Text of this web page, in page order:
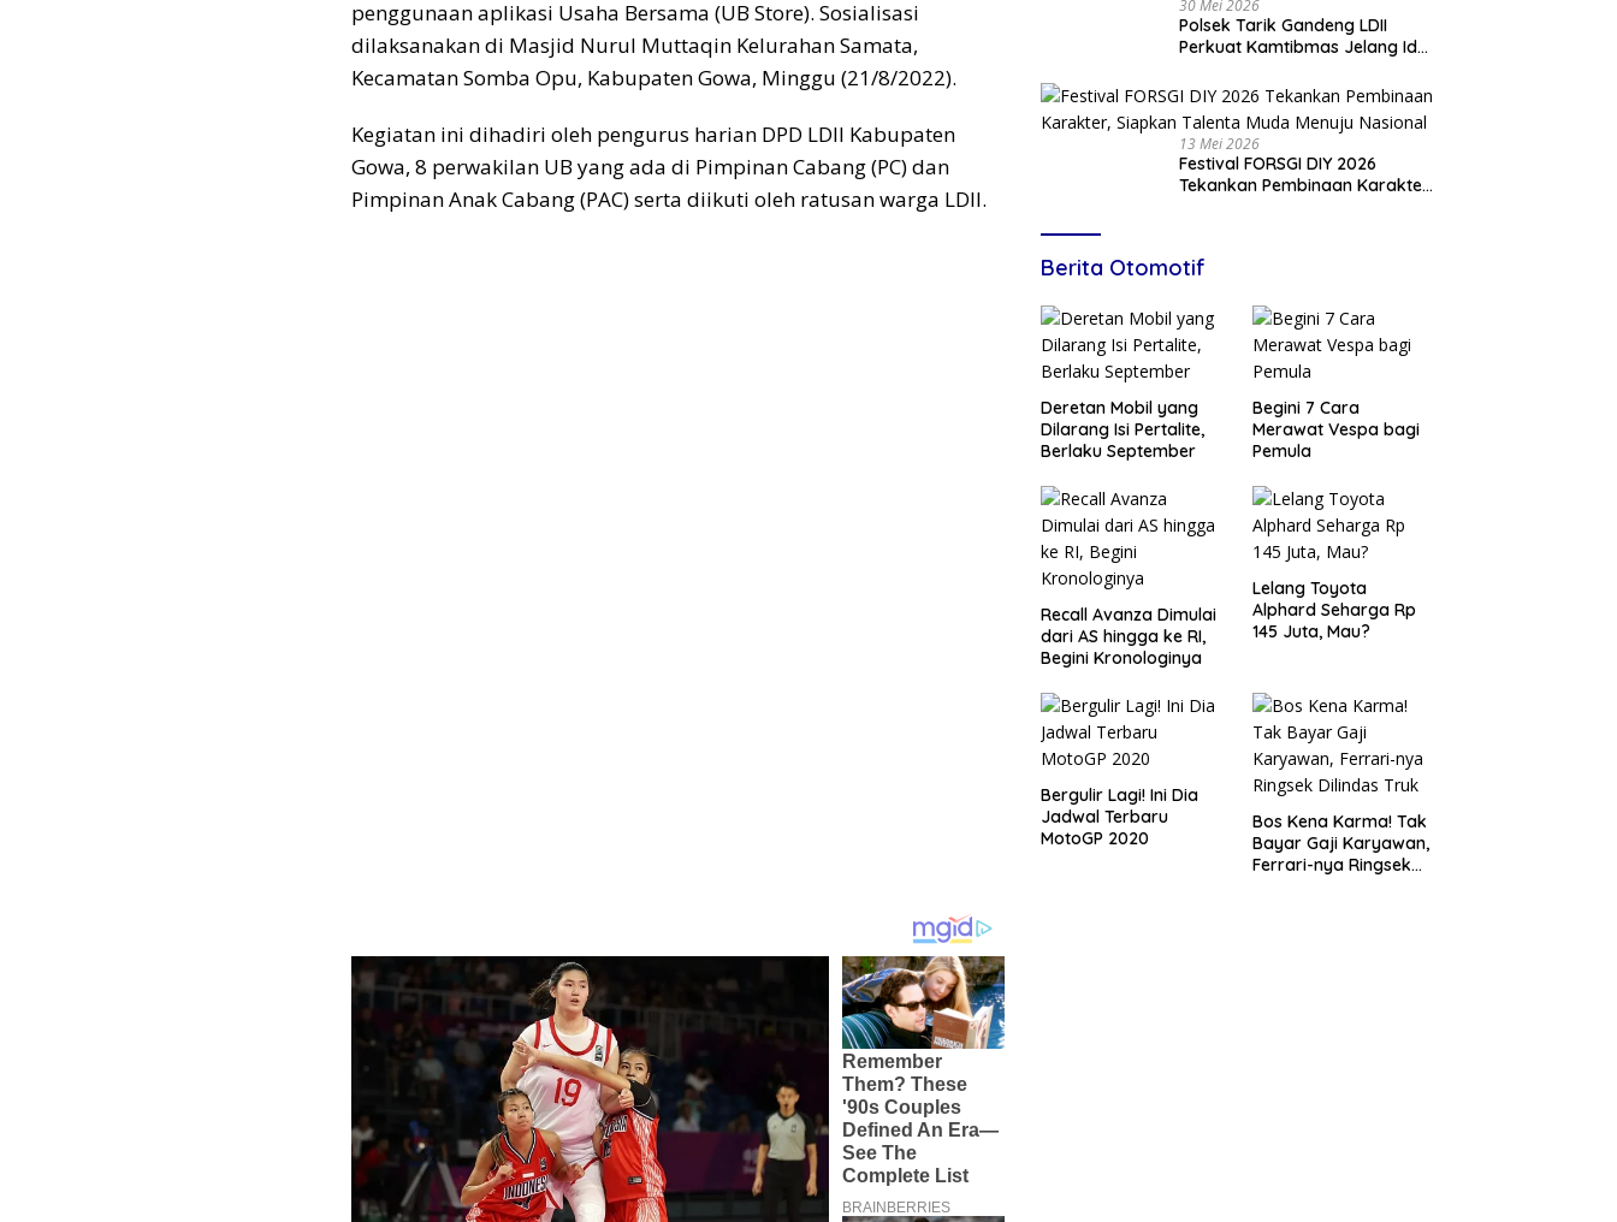
penggunaan aplikasi Usaha Bersama (UB Store). Sosialisasi
dilaksanakan di Masjid Nurul Muttaqin Kelurahan Samata,
Kecamatan Somba Opu, Kabupaten Gowa, Minggu (21/8/2022).
Kegiatan ini dihadiri oleh pengurus harian DPD LDII Kabupaten
Gowa, 8 perwakilan UB yang ada di Pimpinan Cabang (PC) dan
Pimpinan Anak Cabang (PAC) serta diikuti oleh ratusan warga LDII.
30 Mei 2026
Polsek Tarik Gandeng LDII
Perkuat Kamtibmas Jelang Idul
13 Mei 2026
Festival FORSGI DIY 2026
Tekankan Pembinaan Karakter,
Berita Otomotif
Deretan Mobil yang
Dilarang Isi Pertalite,
Berlaku September
Begini 7 Cara
Merawat Vespa bagi
Pemula
Recall Avanza Dimulai
dari AS hingga ke RI,
Begini Kronologinya
Lelang Toyota
Alphard Seharga Rp
145 Juta, Mau?
Bergulir Lagi! Ini Dia
Jadwal Terbaru
MotoGP 2020
Bos Kena Karma! Tak
Bayar Gaji Karyawan,
Ferrari-nya Ringsek